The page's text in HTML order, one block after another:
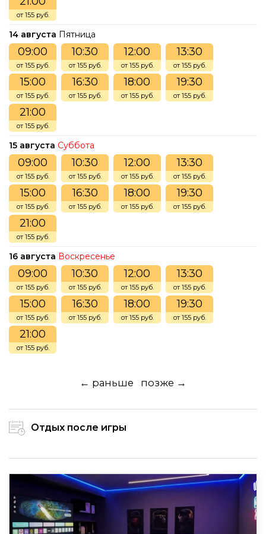
от 155 руб.
14 августа Пятница
09:00
от 155 руб.
10:30
от 155 руб.
12:00
от 155 руб.
13:30
от 155 руб.
15:00
от 155 руб.
16:30
от 155 руб.
18:00
от 155 руб.
19:30
от 155 руб.
21:00
от 155 руб.
15 августа Суббота
09:00
от 155 руб.
10:30
от 155 руб.
12:00
от 155 руб.
13:30
от 155 руб.
15:00
от 155 руб.
16:30
от 155 руб.
18:00
от 155 руб.
19:30
от 155 руб.
21:00
от 155 руб.
16 августа Воскресенье
09:00
от 155 руб.
10:30
от 155 руб.
12:00
от 155 руб.
13:30
от 155 руб.
15:00
от 155 руб.
16:30
от 155 руб.
18:00
от 155 руб.
19:30
от 155 руб.
21:00
от 155 руб.
← раньше позже →
Отдых после игры